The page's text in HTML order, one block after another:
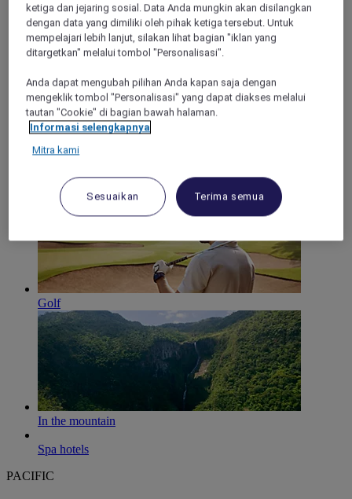
Family time
Golf
In the mountain
Spa hotels
PACIFIC
ketiga dan jejaring sosial. Data Anda mungkin akan disilangkan
dengan data yang dimiliki oleh pihak ketiga tersebut. Untuk
mempelajari lebih lanjut, silakan lihat bagian "iklan yang
ditargetkan" melalui tombol "Personalisasi".
Anda dapat mengubah pilihan Anda kapan saja dengan
mengeklik tombol "Personalisasi" yang dapat diakses melalui
tautan "Cookie" di bagian bawah halaman.
Informasi selengkapnya
Mitra kami
Sesuaikan Terima semua